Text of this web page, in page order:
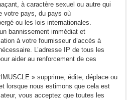
à caractère sexuel ou autre qui
votre pays, du pays où
ou les lois internationales.
bannissement immédiat et
à votre fournisseur d’accès à
L’adresse IP de tous les
aider au renforcement de ces
» supprime, édite, déplace ou
lorsque nous estimons que cela est
vous acceptez que toutes les